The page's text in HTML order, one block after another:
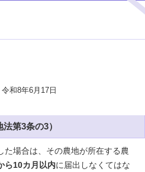
和8年6月17日
第3条の3）
場合は、その農地が所在する農
ら10カ月以内に届出しなくてはな